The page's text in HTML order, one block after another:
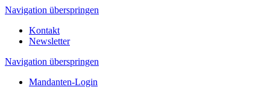
Navigation überspringen
Kontakt
Newsletter
Navigation überspringen
Mandanten-Login